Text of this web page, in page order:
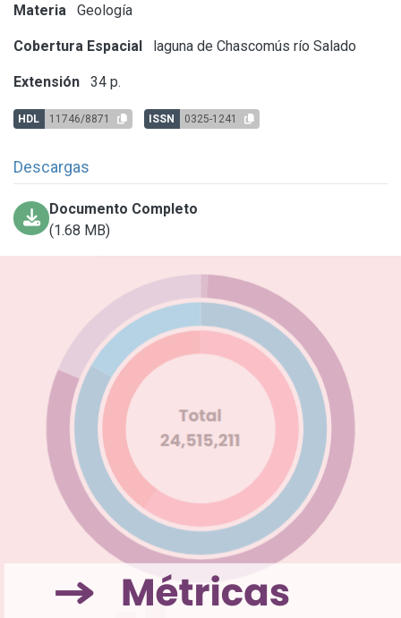
Materia Geología
Cobertura Espacial laguna de Chascomús río Salado
Extensión 34 p.
HDL 11746/8871 ISSN 0325-1241
Descargas
Documento Completo
(1.68 MB)